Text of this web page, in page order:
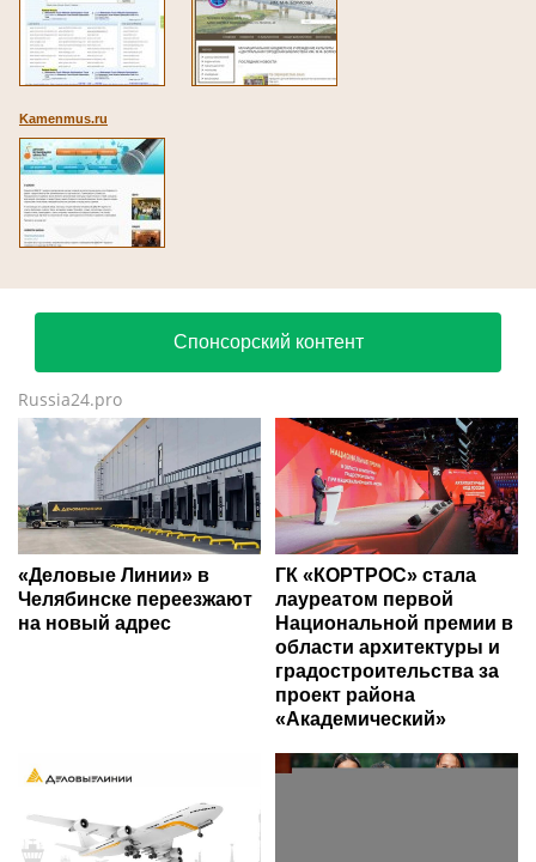
Kamenmus.ru
Спонсорский контент
Russia24.pro
«Деловые Линии» в
Челябинске переезжают
на новый адрес
ГК «КОРТРОС» стала
лауреатом первой
Национальной премии в
области архитектуры и
градостроительства за
проект района
«Академический»